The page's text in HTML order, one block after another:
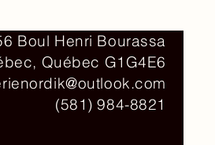
Boul Henri Bourassa
Québec G1G4E6
(581) 984-8821